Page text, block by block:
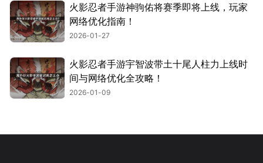
火影忍者手游神驹佑将赛季即将上线，玩家
网络优化指南！
2026-01-27
火影忍者手游宇智波带土十尾人柱力上线时
间与网络优化全攻略！
2026-01-09